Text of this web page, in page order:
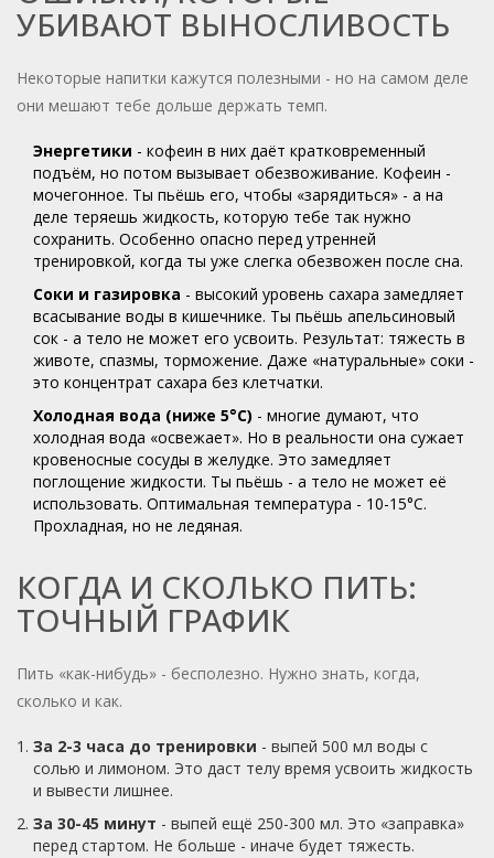
УБИВАЮТ ВЫНОСЛИВОСТЬ
Некоторые напитки кажутся полезными - но на самом деле
они мешают тебе дольше держать темп.
Энергетики - кофеин в них даёт кратковременный
подъём, но потом вызывает обезвоживание. Кофеин -
мочегонное. Ты пьёшь его, чтобы «зарядиться» - а на
деле теряешь жидкость, которую тебе так нужно
сохранить. Особенно опасно перед утренней
тренировкой, когда ты уже слегка обезвожен после сна.
Соки и газировка - высокий уровень сахара замедляет
всасывание воды в кишечнике. Ты пьёшь апельсиновый
сок - а тело не может его усвоить. Результат: тяжесть в
животе, спазмы, торможение. Даже «натуральные» соки -
это концентрат сахара без клетчатки.
Холодная вода (ниже 5°C) - многие думают, что
холодная вода «освежает». Но в реальности она сужает
кровеносные сосуды в желудке. Это замедляет
поглощение жидкости. Ты пьёшь - а тело не может её
использовать. Оптимальная температура - 10-15°C.
Прохладная, но не ледяная.
КОГДА И СКОЛЬКО ПИТЬ:
ТОЧНЫЙ ГРАФИК
Пить «как-нибудь» - бесполезно. Нужно знать, когда,
сколько и как.
За 2-3 часа до тренировки - выпей 500 мл воды с
солью и лимоном. Это даст телу время усвоить жидкость
и вывести лишнее.
За 30-45 минут - выпей ещё 250-300 мл. Это «заправка»
перед стартом. Не больше - иначе будет тяжесть.